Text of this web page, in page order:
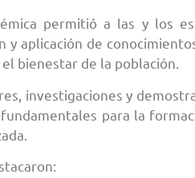
permitió a las y los
y aplicación de
bienestar de la población.
investigaciones y
para la